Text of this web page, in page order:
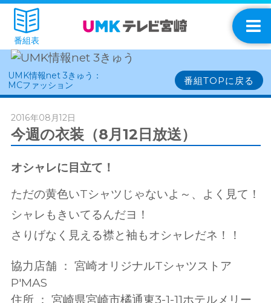
番組表
UMK情報net 3きゅう：
MCファッション
番組TOPに戻る
2016年08月12日
今週の衣装（8月12日放送）
オシャレに目立て！
ただの黄色いTシャツじゃないよ～、よく見て！
シャレもきいてるんだヨ！
さりげなく見える襟と袖もオシャレだネ！！
協力店舗 ： 宮崎オリジナルTシャツストア
P'MAS
住所 ： 宮崎県宮崎市橘通東3-1-11ホテルメリー